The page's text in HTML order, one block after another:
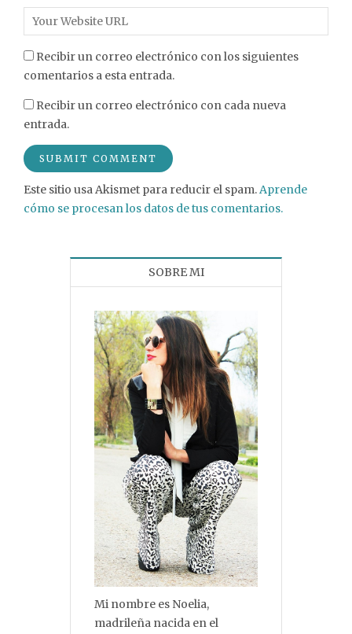
Recibir un correo electrónico con los siguientes
comentarios a esta entrada.
Recibir un correo electrónico con cada nueva
entrada.
Este sitio usa Akismet para reducir el spam. Aprende
cómo se procesan los datos de tus comentarios.
SOBRE MI
Mi nombre es Noelia,
madrileña nacida en el